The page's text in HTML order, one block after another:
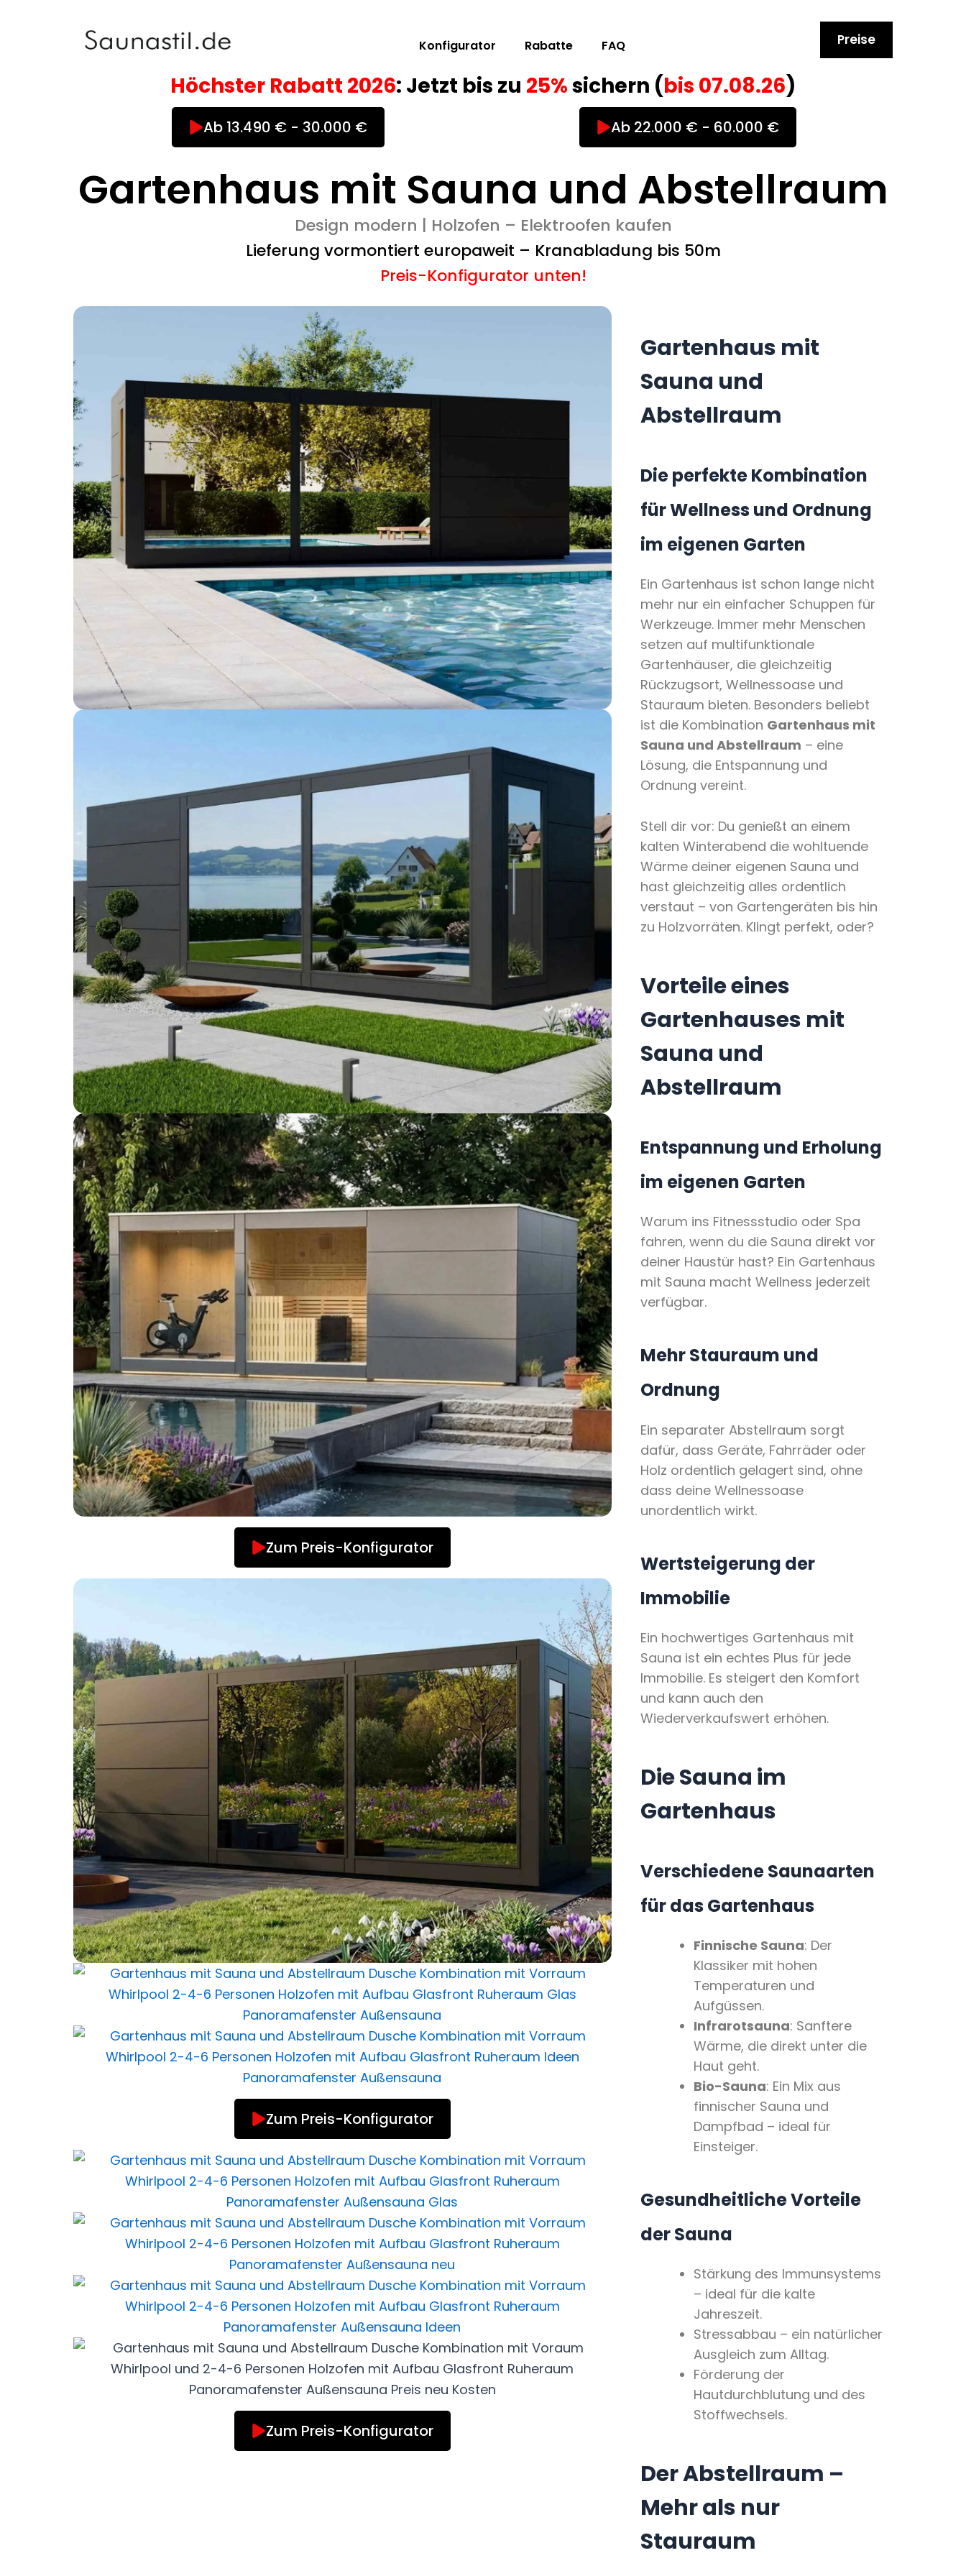
Konfigurator Rabatte FAQ Preise
Höchster Rabatt 2026: Jetzt bis zu 25%sichern (bis 07.08.26)
Ab 13.490 € - 30.000 € Ab 22.000 € - 60.000 €
Gartenhaus mit Sauna und Abstellraum
Design modern | Holzofen – Elektroofen kaufen
Lieferung vormontiert europaweit – Kranabladung bis 50m
Preis-Konfigurator unten!
Zum Preis-Konfigurator
Zum Preis-Konfigurator
Zum Preis-Konfigurator
Gartenhaus mit
Sauna und
Abstellraum
Die perfekte Kombination
für Wellness und Ordnung
im eigenen Garten
Ein Gartenhaus ist schon lange nicht
mehr nur ein einfacher Schuppen für
Werkzeuge. Immer mehr Menschen
setzen auf multifunktionale
Gartenhäuser, die gleichzeitig
Rückzugsort, Wellnessoase und
Stauraum bieten. Besonders beliebt
ist die Kombination Gartenhaus mit
Sauna und Abstellraum – eine
Lösung, die Entspannung und
Ordnung vereint.
Stell dir vor: Du genießt an einem
kalten Winterabend die wohltuende
Wärme deiner eigenen Sauna und
hast gleichzeitig alles ordentlich
verstaut – von Gartengeräten bis hin
zu Holzvorräten. Klingt perfekt, oder?
Vorteile eines
Gartenhauses mit
Sauna und
Abstellraum
Entspannung und Erholung
im eigenen Garten
Warum ins Fitnessstudio oder Spa
fahren, wenn du die Sauna direkt vor
deiner Haustür hast? Ein Gartenhaus
mit Sauna macht Wellness jederzeit
verfügbar.
Mehr Stauraum und
Ordnung
Ein separater Abstellraum sorgt
dafür, dass Geräte, Fahrräder oder
Holz ordentlich gelagert sind, ohne
dass deine Wellnessoase
unordentlich wirkt.
Wertsteigerung der
Immobilie
Ein hochwertiges Gartenhaus mit
Sauna ist ein echtes Plus für jede
Immobilie. Es steigert den Komfort
und kann auch den
Wiederverkaufswert erhöhen.
Die Sauna im
Gartenhaus
Verschiedene Saunaarten
für das Gartenhaus
Finnische Sauna: Der
Klassiker mit hohen
Temperaturen und
Aufgüssen.
Infrarotsauna: Sanftere
Wärme, die direkt unter die
Haut geht.
Bio-Sauna: Ein Mix aus
finnischer Sauna und
Dampfbad – ideal für
Einsteiger.
Gesundheitliche Vorteile
der Sauna
Stärkung des Immunsystems
– ideal für die kalte
Jahreszeit.
Stressabbau – ein natürlicher
Ausgleich zum Alltag.
Förderung der
Hautdurchblutung und des
Stoffwechsels.
Der Abstellraum –
Mehr als nur
Stauraum